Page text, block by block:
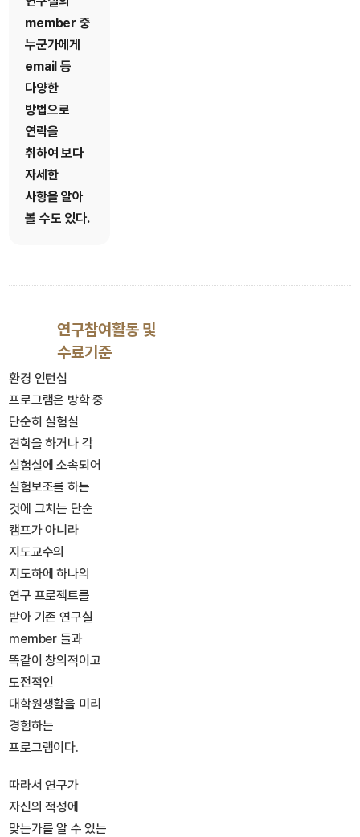
member 중
누군가에게
email 등
다양한
방법으로
연락을
취하여 보다
자세한
사항을 알아
볼 수도 있다.
연구참여활동 및
수료기준
환경 인턴십
프로그램은 방학 중
단순히 실험실
견학을 하거나 각
실험실에 소속되어
실험보조를 하는
것에 그치는 단순
캠프가 아니라
지도교수의
지도하에 하나의
연구 프로젝트를
받아 기존 연구실
member 들과
똑같이 창의적이고
도전적인
대학원생활을 미리
경험하는
프로그램이다.
따라서 연구가
자신의 적성에
맞는가를 알 수 있는